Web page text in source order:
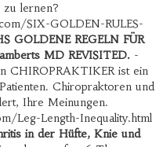
zu lernen?
SIX-GOLDEN-RULES-
GOLDENE REGELN FÜR
MD REVISITED. -
CHIROPRAKTIKER ist ein
Chiropraktoren und
Ihre Meinungen.
Leg-Length-Inequality.html
in der Hüfte, Knie und